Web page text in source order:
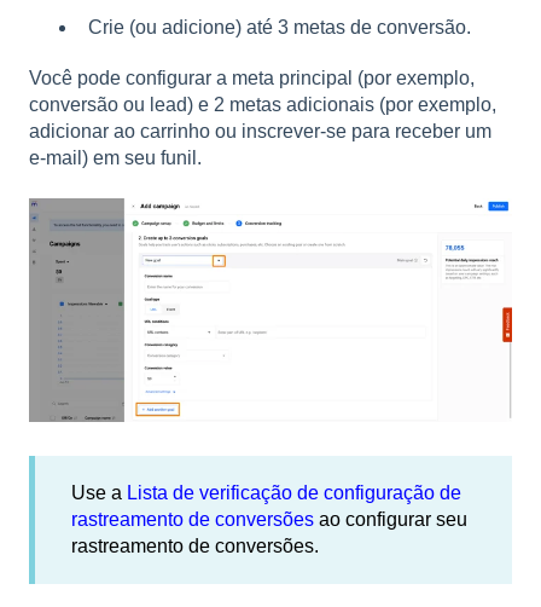
Crie (ou adicione) até 3 metas de conversão.
Você pode configurar a meta principal (por exemplo,
conversão ou lead) e 2 metas adicionais (por exemplo,
adicionar ao carrinho ou inscrever-se para receber um
e-mail) em seu funil.
Use a Lista de verificação de configuração de
rastreamento de conversões ao configurar seu
rastreamento de conversões.